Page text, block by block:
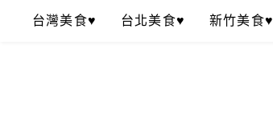
台灣美食♥ 台北美食♥ 新竹美食♥